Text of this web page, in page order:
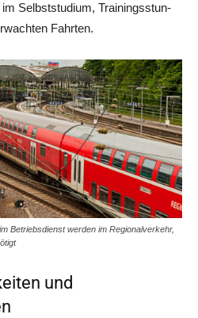
Selbst­stu­di­um, Trai­nings­stun­
Fahrten.
Betriebs­dienst wer­den im Regio­nal­ver­kehr,
und